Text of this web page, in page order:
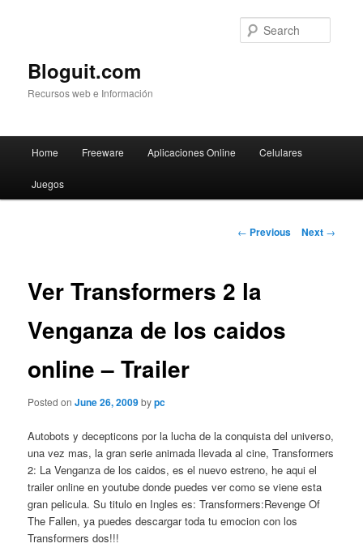
Bloguit.com
Recursos web e Información
Skip
to
Home Freeware Aplicaciones Online Celulares
Juegos
Post
← Previous Next →
Ver Transformers 2 la
Venganza de los caidos
online – Trailer
Posted onJune 26, 2009bypc
Autobots y decepticons por la lucha de la conquista del universo,
una vez mas, la gran serie animada llevada al cine, Transformers
2: La Venganza de los caidos, es el nuevo estreno, he aqui el
trailer online en youtube donde puedes ver como se viene esta
gran pelicula. Su titulo en Ingles es: Transformers:Revenge Of
The Fallen, ya puedes descargar toda tu emocion con los
Transformers dos!!!